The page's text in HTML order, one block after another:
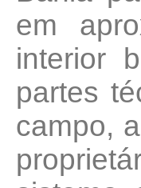
em
interior
partes
campo,